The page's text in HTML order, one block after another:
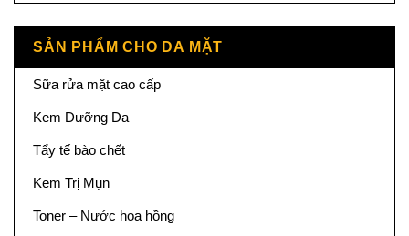
SẢN PHẨM CHO DA MẶT
Sữa rửa mặt cao cấp
Kem Dưỡng Da
Tẩy tế bào chết
Kem Trị Mụn
Toner – Nước hoa hồng